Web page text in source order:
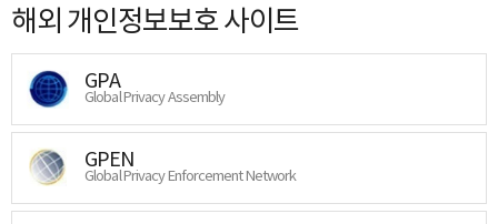
해외 개인정보보호 사이트
GPA
Global Privacy Assembly
GPEN
Global Privacy Enforcement Network